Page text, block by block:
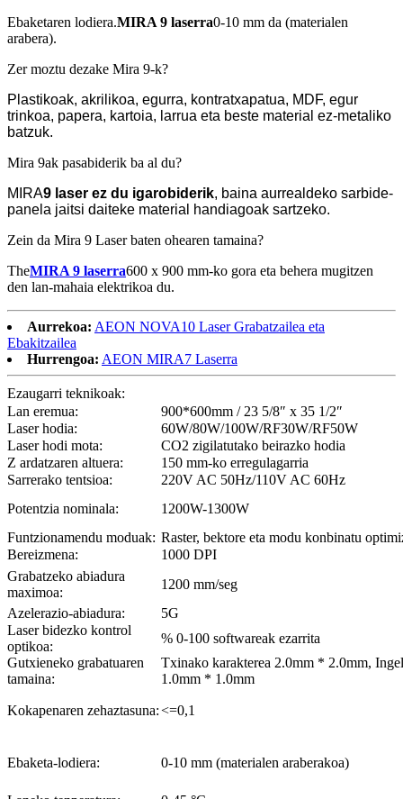
Ebaketaren lodiera.MIRA 9 laserra0-10 mm da (materialen
arabera).
Zer moztu dezake Mira 9-k?
Plastikoak, akrilikoa, egurra, kontratxapatua, MDF, egur
trinkoa, papera, kartoia, larrua eta beste material ez-metaliko
batzuk.
Mira 9ak pasabiderik ba al du?
MIRA9 laser ez du igarobiderik, baina aurrealdeko sarbide-
panela jaitsi daiteke material handiagoak sartzeko.
Zein da Mira 9 Laser baten ohearen tamaina?
TheMIRA 9 laserra600 x 900 mm-ko gora eta behera mugitzen
den lan-mahaia elektrikoa du.
Aurrekoa: AEON NOVA10 Laser Grabatzailea eta
Ebakitzailea
Hurrengoa: AEON MIRA7 Laserra
Ezaugarri teknikoak:
Lan eremua:
900*600mm / 23 5/8″ x 35 1/2″
Laser hodia:
60W/80W/100W/RF30W/RF50W
Laser hodi mota:
CO2 zigilatutako beirazko hodia
Z ardatzaren altuera:
150 mm-ko erregulagarria
Sarrerako tentsioa:
220V AC 50Hz/110V AC 60Hz
Potentzia nominala:
1200W-1300W
Funtzionamendu moduak: Raster, bektore eta modu konbinatu
Bereizmena:
1000 DPI
Grabatzeko abiadura
maximoa:
1200 mm/seg
Azelerazio-abiadura:
5G
Laser bidezko kontrol
optikoa:
% 0-100 softwareak ezarrita
Gutxieneko grabatuaren
tamaina:
Txinako karakterea 2.0mm * 2.0mm,
1.0mm * 1.0mm
Kokapenaren zehaztasuna:<=0,1
Ebaketa-lodiera: 0-10 mm (materialen araberakoa)